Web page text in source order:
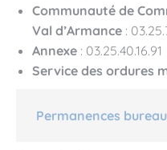
Communauté de
Val d’Armance :
Annexe : 03.25.40.16.91
Service des ordures
Permanences bureau